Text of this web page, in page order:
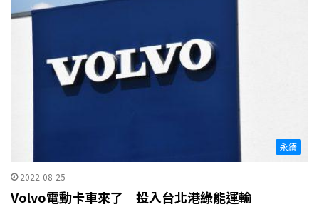
永續
2022-08-25
Volvo電動卡車來了 投入台北港綠能運輸